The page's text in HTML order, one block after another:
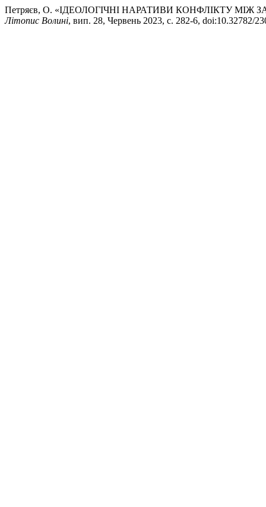
Петряєв, О. «ІДЕОЛОГІЧНІ НАРАТИВИ КОНФЛІКТУ
Літопис Волині, вип. 28, Червень 2023, с. 282-6, doi:10.32782/